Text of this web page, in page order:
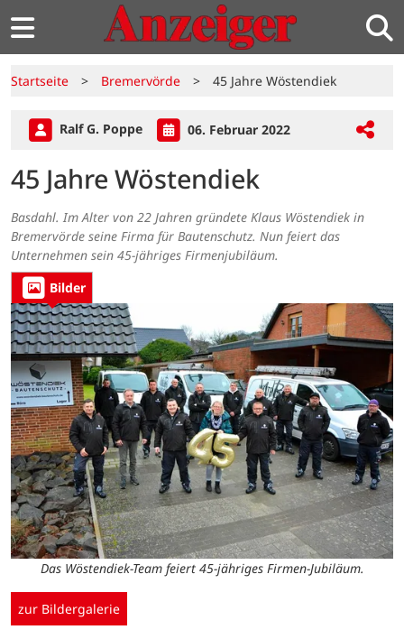
Startseite > Bremervörde > 45 Jahre Wöstendiek
Ralf G. Poppe 06. Februar 2022
45 Jahre Wöstendiek
Basdahl. Im Alter von 22 Jahren gründete Klaus Wöstendiek in
Bremervörde seine Firma für Bautenschutz. Nun feiert das
Unternehmen sein 45-jähriges Firmenjubiläum.
Bilder
Das Wöstendiek-Team feiert 45-jähriges Firmen-Jubiläum.
zur Bildergalerie